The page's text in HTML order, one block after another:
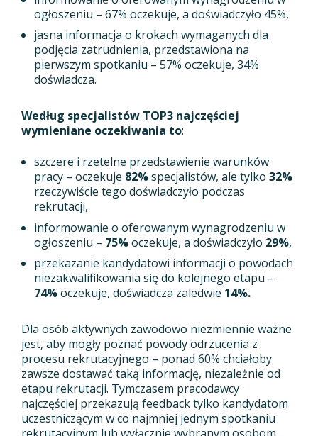
ogłoszeniu – 67% oczekuje, a doświadczyło 45%,
jasna informacja o krokach wymaganych dla
podjęcia zatrudnienia, przedstawiona na
pierwszym spotkaniu – 57% oczekuje, 34%
doświadcza.
Według specjalistów TOP3 najczęściej
wymieniane oczekiwania to:
szczere i rzetelne przedstawienie warunków
pracy – oczekuje 82%specjalistów, ale tylko 32%
rzeczywiście tego doświadczyło podczas
rekrutacji,
informowanie o oferowanym wynagrodzeniu w
ogłoszeniu – 75%oczekuje, a doświadczyło 29%,
przekazanie kandydatowi informacji o powodach
niezakwalifikowania się do kolejnego etapu –
74%oczekuje, doświadcza zaledwie 14%.
Dla osób aktywnych zawodowo niezmiennie ważne
jest, aby mogły poznać powody odrzucenia z
procesu rekrutacyjnego – ponad 60% chciałoby
zawsze dostawać taką informację, niezależnie od
etapu rekrutacji. Tymczasem pracodawcy
najczęściej przekazują feedback tylko kandydatom
uczestniczącym w co najmniej jednym spotkaniu